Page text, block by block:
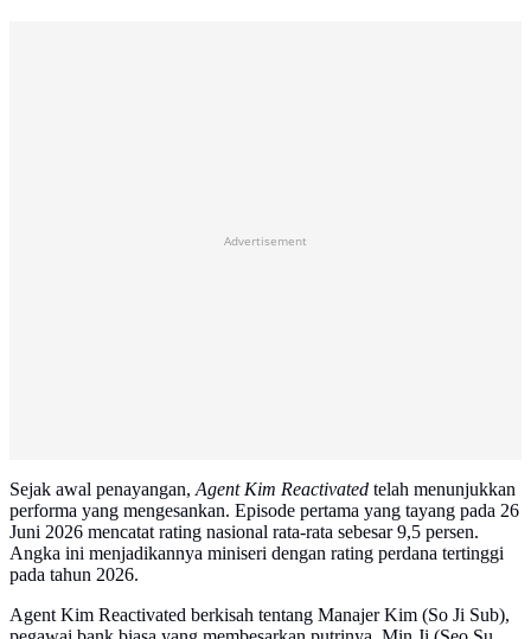
Advertisement
Sejak awal penayangan,Agent Kim Reactivated telah menunjukkan
performa yang mengesankan. Episode pertama yang tayang pada 26
Juni 2026 mencatat rating nasional rata-rata sebesar 9,5 persen.
Angka ini menjadikannya miniseri dengan rating perdana tertinggi
pada tahun 2026.
Agent Kim Reactivated berkisah tentang Manajer Kim (So Ji Sub),